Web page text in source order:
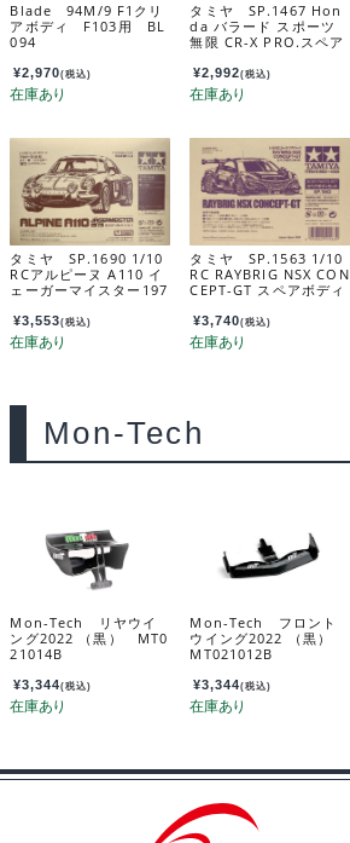
Blade 94M/9 F1クリ
アボディ F103用 BL
094
¥2,970(税込)
タミヤ SP.1467 Hon
da バラード スポーツ
無限 CR-X PRO.スペア
¥2,992(税込)
タミヤ SP.1690 1/10
RCアルピーヌ A110 イ
ェーガーマイスター197
51690
¥3,553(税込)
タミヤ SP.1563 1/10
RC RAYBRIG NSX CON
CEPT-GT スペアボディ
¥3,740(税込)
Mon-Tech
Mon-Tech リヤウイ
ング2022 （黒） MT0
21014B
¥3,344(税込)
Mon-Tech フロント
ウイング2022 （黒）
MT021012B
¥3,344(税込)